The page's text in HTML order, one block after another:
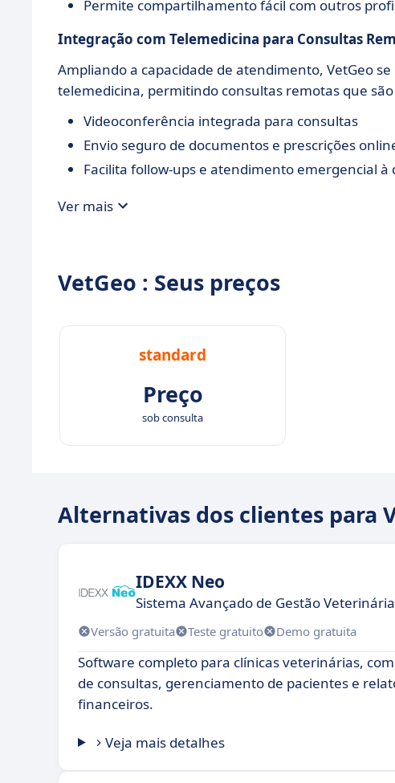
Permite compartilhamento fácil com outros
Integração com Telemedicina para Consultas
Ampliando a capacidade de atendimento, VetGeo
telemedicina, permitindo consultas remotas que
Videoconferência integrada para consultas
Envio seguro de documentos e prescrições
Facilita follow-ups e atendimento emergencial à
Ver mais
VetGeo : Seus preços
standard
Preço
sob consulta
Alternativas dos clientes para
IDEXX Neo
Sistema Avançado de Gestão
Versão gratuita Teste gratuito Demo gratuita
Software completo para clínicas veterinárias,
de consultas, gerenciamento de pacientes e
financeiros.
Veja mais detalhes